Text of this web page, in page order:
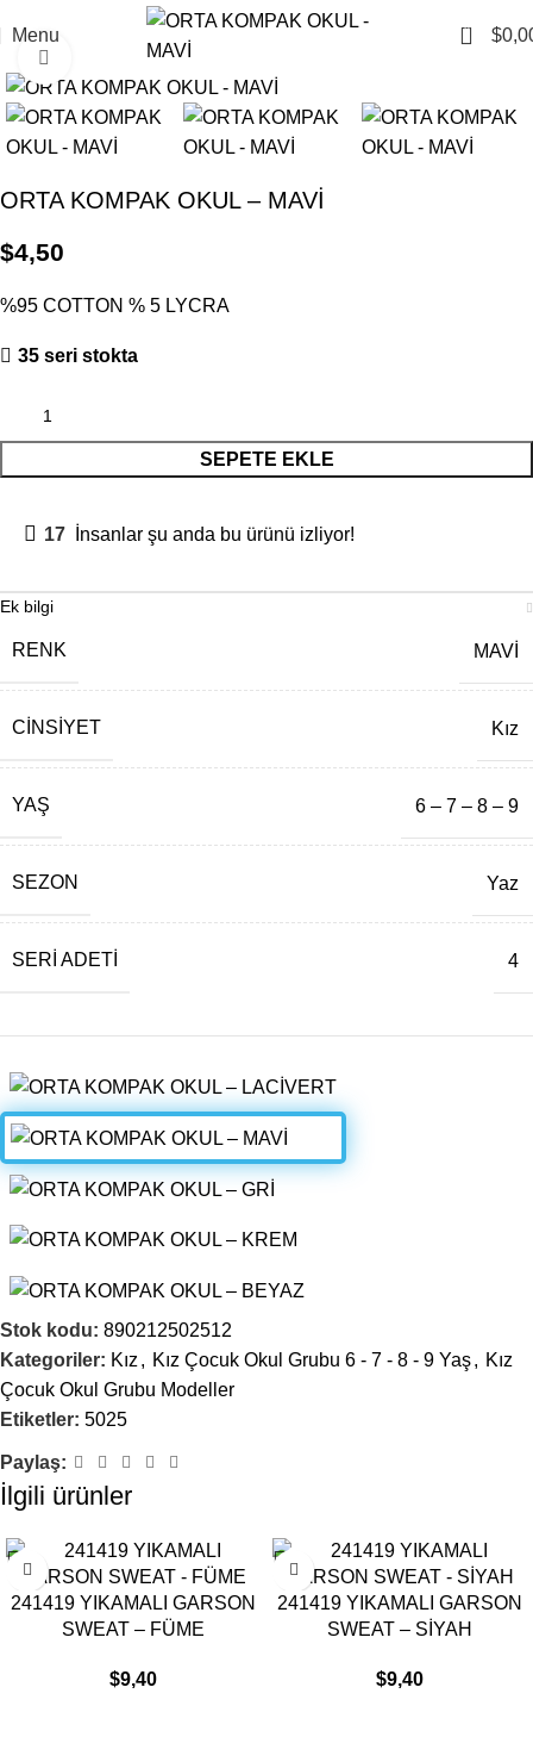
Menu 0 $
Click to enlarge
ORTA KOMPAK OKUL – MAVİ
$4,50
%95 COTTON % 5 LYCRA
35 seri stokta
SEPETE EKLE
17 İnsanlar şu anda bu ürünü izliyor!
Ek bilgi
RENK MAVİ
CINSIYET Kız
YAŞ 6 – 7 – 8 – 9
SEZON Yaz
SERI ADETI 4
Stok kodu: 890212502512
Kategoriler: Kız , Kız Çocuk Okul Grubu 6 - 7 - 8 - 9 Yaş, Kız
Çocuk Okul Grubu Modeller
Etiketler: 5025
Paylaş:
İlgili ürünler
241419 YIKAMALI GARSON
SWEAT – FÜME
$9,40
241419 YIKAMALI GARSON
SWEAT – SİYAH
$9,40